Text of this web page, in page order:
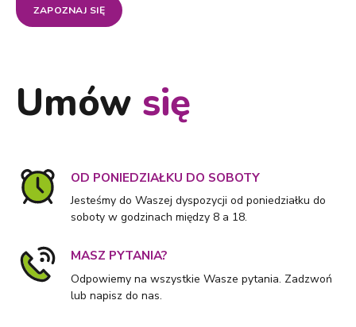
ZAPOZNAJ SIĘ
Umów się
OD PONIEDZIAŁKU DO SOBOTY
Jesteśmy do Waszej dyspozycji od poniedziałku do
soboty w godzinach między 8 a 18.
MASZ PYTANIA?
Odpowiemy na wszystkie Wasze pytania. Zadzwoń
lub napisz do nas.